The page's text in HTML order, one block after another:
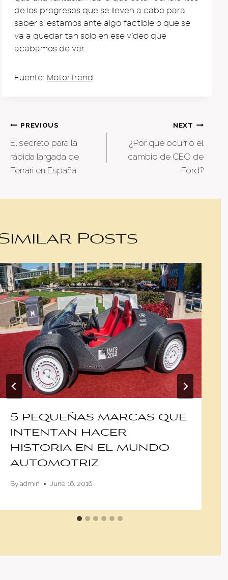
de los progresos que se lleven a cabo para
saber si estamos ante algo factible o que se
va a quedar tan solo en ese vídeo que
acabamos de ver.
Fuente: MotorTrend
Post
navigation
PREVIOUS
El secreto para la
rápida largada de
Ferrari en España
NEXT
¿Por qué ocurrió el
cambio de CEO de
Ford?
Posts
5 pequeñas marcas que
intentan hacer
historia en el mundo
automotriz
Byadmin June 16, 2016